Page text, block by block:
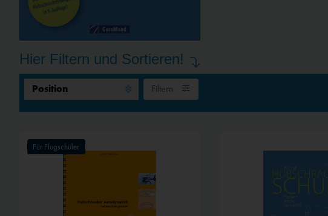
Hier Filtern und Sortieren!
Filtern
Für Flugschüler